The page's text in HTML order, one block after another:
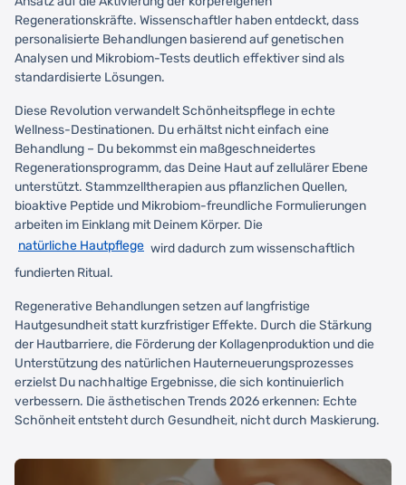
Regenerationskräfte. Wissenschaftler haben entdeckt, dass
personalisierte Behandlungen basierend auf genetischen
Analysen und Mikrobiom-Tests deutlich effektiver sind als
standardisierte Lösungen.
Diese Revolution verwandelt Schönheitspflege in echte
Wellness-Destinationen. Du erhältst nicht einfach eine
Behandlung – Du bekommst ein maßgeschneidertes
Regenerationsprogramm, das Deine Haut auf zellulärer Ebene
unterstützt. Stammzelltherapien aus pflanzlichen Quellen,
bioaktive Peptide und Mikrobiom-freundliche Formulierungen
arbeiten im Einklang mit Deinem Körper. Die
natürliche Hautpflege wird dadurch zum wissenschaftlich
fundierten Ritual.
Regenerative Behandlungen setzen auf langfristige
Hautgesundheit statt kurzfristiger Effekte. Durch die Stärkung
der Hautbarriere, die Förderung der Kollagenproduktion und die
Unterstützung des natürlichen Hauterneuerungsprozesses
erzielst Du nachhaltige Ergebnisse, die sich kontinuierlich
verbessern. Die ästhetischen Trends 2026 erkennen: Echte
Schönheit entsteht durch Gesundheit, nicht durch Maskierung.